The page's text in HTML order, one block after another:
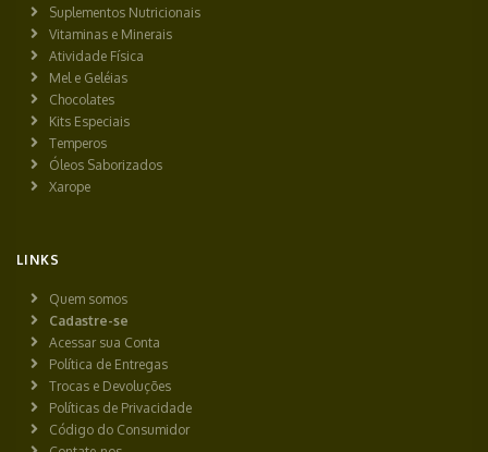
Suplementos Nutricionais
Vitaminas e Minerais
Atividade Física
Mel e Geléias
Chocolates
Kits Especiais
Temperos
Óleos Saborizados
Xarope
LINKS
Quem somos
Cadastre-se
Acessar sua Conta
Política de Entregas
Trocas e Devoluções
Políticas de Privacidade
Código do Consumidor